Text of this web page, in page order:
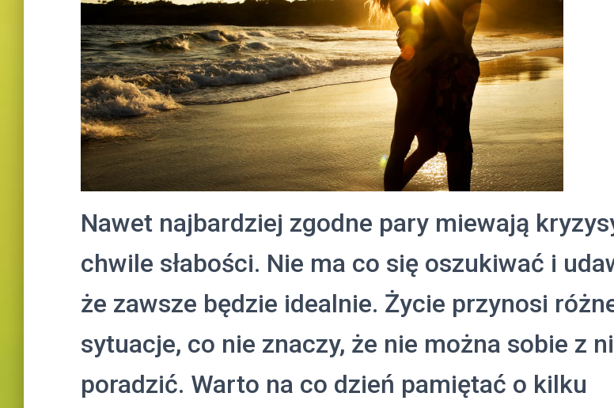
Nawet najbardziej zgodne pary miewają
chwile słabości. Nie ma co się oszukiwać i
że zawsze będzie idealnie. Życie przynosi
sytuacje, co nie znaczy, że nie można sobie z
poradzić. Warto na co dzień pamiętać o kilku